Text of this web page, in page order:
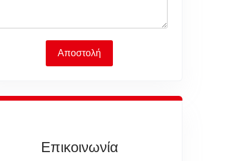
Αποστολή
Επικοινωνία